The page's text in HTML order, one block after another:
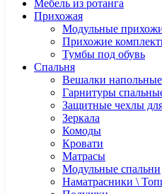
Мебель из ротанга
Прихожая
Модульные
Прихожие
Тумбы под обувь
Спальня
Вешалки напольные
Гарнитуры
Защитные чехлы
Зеркала
Комоды
Кровати
Матрасы
Модульные спальни
Наматрасники \